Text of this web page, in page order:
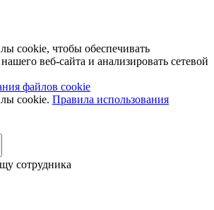
cookie, чтобы обеспечивать
веб-сайта и анализировать сетевой
файлов cookie
cookie. Правила использования
сотрудника